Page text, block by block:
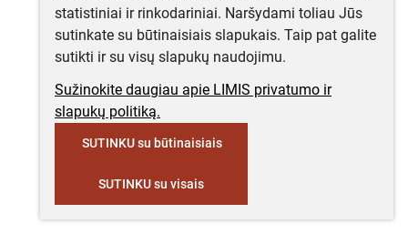
statistiniai ir rinkodariniai. Naršydami toliau Jūs
sutinkate su būtinaisiais slapukais. Taip pat galite
sutikti ir su visų slapukų naudojimu.
Sužinokite daugiau apie LIMIS privatumo ir
slapukų politiką.
SUTINKU su būtinaisiais
SUTINKU su visais